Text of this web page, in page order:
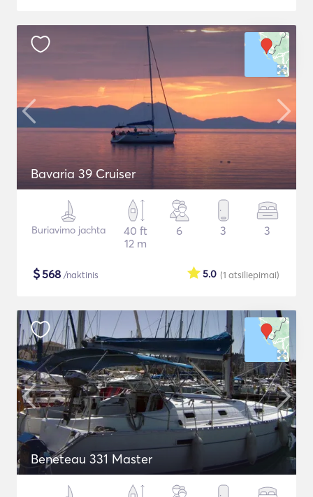
Bavaria 39 Cruiser
Buriavimo jachta
40 ft
12 m
6 3 3
$568 /naktinis (1 atsiliepimai)
5.0
Beneteau 331 Master